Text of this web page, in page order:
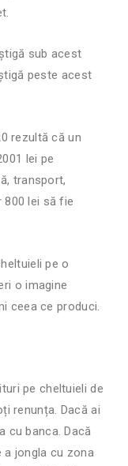
sub acest
peste acest
rezultă că un
lei pe
transport,
800 lei să fie
pe o
o imagine
ceea ce produci.
pe cheltuieli de
renunța. Dacă ai
cu banca. Dacă
a jongla cu zona